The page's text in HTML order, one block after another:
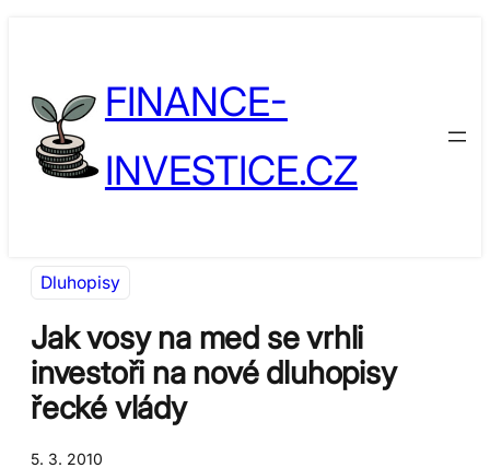
FINANCE-
INVESTICE.CZ
Dluhopisy
Jak vosy na med se vrhli
investoři na nové dluhopisy
řecké vlády
5. 3. 2010